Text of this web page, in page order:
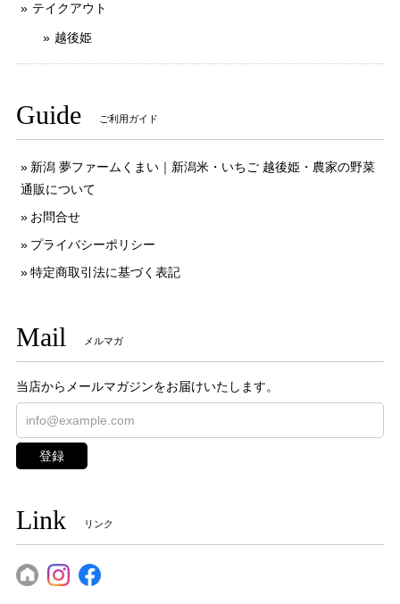
テイクアウト
越後姫
Guide ご利用ガイド
新潟 夢ファームくまい｜新潟米・いちご 越後姫・農家の野菜
通販について
お問合せ
プライバシーポリシー
特定商取引法に基づく表記
Mail メルマガ
当店からメールマガジンをお届けいたします。
登録
Link リンク